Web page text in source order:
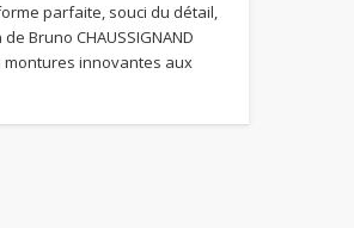
parfaite, souci du détail,
Bruno CHAUSSIGNAND
innovantes aux